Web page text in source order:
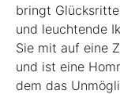
bringt
und leuchtende
Sie mit auf eine
und ist eine
dem das